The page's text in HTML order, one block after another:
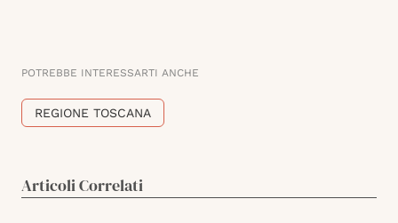
POTREBBE INTERESSARTI ANCHE
REGIONE TOSCANA
Articoli Correlati